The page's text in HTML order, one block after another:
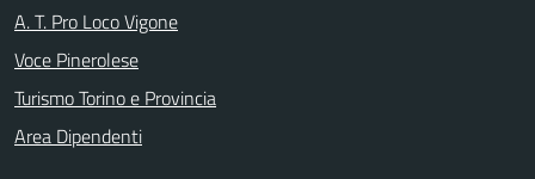
A. T. Pro Loco Vigone
Voce Pinerolese
Turismo Torino e Provincia
Area Dipendenti